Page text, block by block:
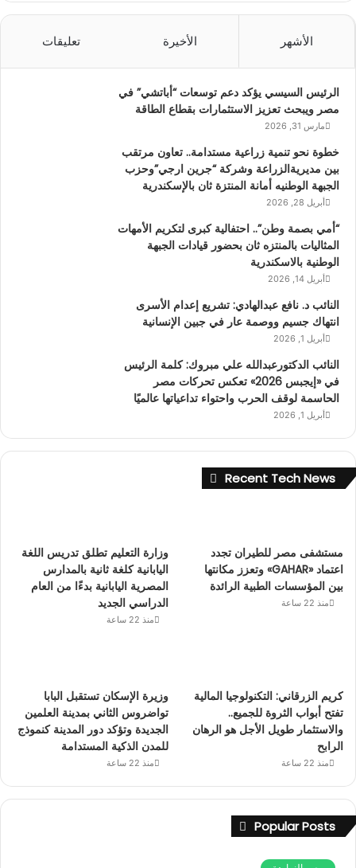
الأشهر الأخيرة تعليقات
الرئيس السيسي يؤكد دعم توسعات “أباتشي” في
مصر ويبحث تعزيز الاستثمارات بقطاع الطاقة
مارس 31, 2026
خطوة نحو تنمية زراعية مستدامة.. تعاون مرتقب
بين مديريةالزراعة وشركة “جرين ارجي”وحزب
الجبهة الوطنيه أمانة المنتزة ثان بالإسكندرية
أبريل 28, 2026
“أمي بصمة وطن”.. احتفالية كبرى لتكريم الأمهات
المثاليات بالمنتزه ثان بحضور قيادات الجبهة
الوطنية بالاسكندرية
أبريل 14, 2026
النائب د. نافع عبدالهادي: تشريع إعدام الأسرى
انتهاك جسيم ووصمة عار في جبين الإنسانية
أبريل 1, 2026
النائب الدكتورعبدالله علي مبروك: كلمة الرئيس
في «إيجبس 2026» تعكس تحركات مصر
الحاسمة لوقف الحرب واحتواء تداعياتها عالميًا
أبريل 1, 2026
Recent Tech News
وزارة التعليم تطلق تدريس اللغة
اليابانية كلغة ثانية بالمدارس
المصرية اليابانية بدءًا من العام
الدراسي الجديد
منذ 22 ساعة
مستشفى مصر للطيران تجدد
اعتماد «GAHAR» وتعزز مكانتها
بين المؤسسات الطبية الرائدة
منذ 22 ساعة
وزيرة الإسكان تستقبل البابا
تواضروس الثاني بمدينة العلمين
الجديدة وتؤكد دور المدينة كنموذج
للمدن الذكية المستدامة
منذ 22 ساعة
كريم الزرقاني: التكنولوجيا المالية
تفتح أبواب الثروة للجميع..
والاستثمار طويل الأجل هو الرهان
الرابح
منذ 22 ساعة
Popular Posts